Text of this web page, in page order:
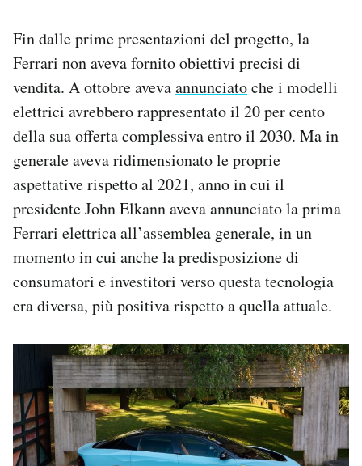
Fin dalle prime presentazioni del progetto, la
Ferrari non aveva fornito obiettivi precisi di
vendita. A ottobre avevaannunciatoche i modelli
elettrici avrebbero rappresentato il 20 per cento
della sua offerta complessiva entro il 2030. Ma in
generale aveva ridimensionato le proprie
aspettative rispetto al 2021, anno in cui il
presidente John Elkann aveva annunciato la prima
Ferrari elettrica all’assemblea generale, in un
momento in cui anche la predisposizione di
consumatori e investitori verso questa tecnologia
era diversa, più positiva rispetto a quella attuale.